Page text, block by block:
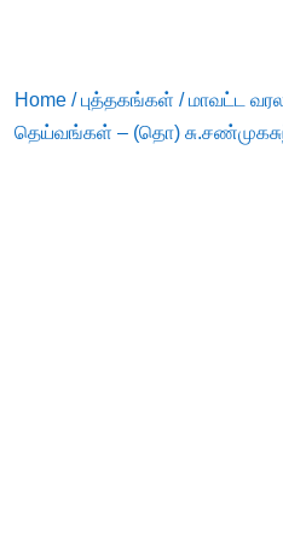
Home /புத்தகங்கள் /மாவட்ட
தெய்வங்கள் – (தொ)